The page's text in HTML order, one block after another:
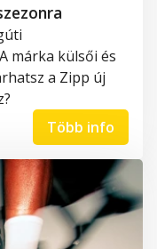
márka külsői és
a Zipp új
Több info